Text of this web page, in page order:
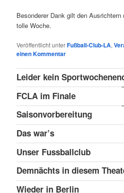
Besonderer Dank gilt den
tolle Woche.
Veröffentlicht unterFußball-Club-LA,
einen Kommentar
Leider kein
FCLA im Finale
Saisonvorbereitung
Das war’s
Unser Fussballclub
Demnächts in diesem
Wieder in Berlin